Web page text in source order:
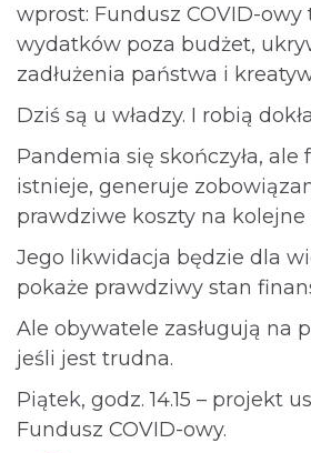
wprost: Fundusz COVID-
wydatków poza budżet,
zadłużenia państwa i
Dziś są u władzy. I robią
Pandemia się skończyła, ale
istnieje, generuje
prawdziwe koszty na kolejne
Jego likwidacja będzie dla
pokaże prawdziwy stan
Ale obywatele zasługują na
jeśli jest trudna.
Piątek, godz. 14.15 – projekt
Fundusz COVID-owy.